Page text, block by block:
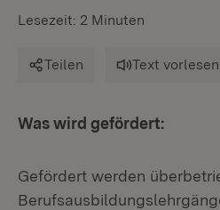
Lesezeit: 2 Minuten
Teilen Text vorlesen
Was wird gefördert:
Gefördert werden